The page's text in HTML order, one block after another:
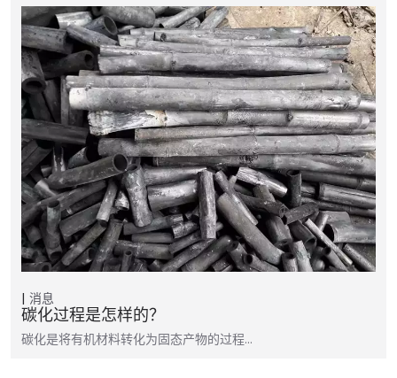
消息
碳化过程是怎样的？
碳化是将有机材料转化为固态产物的过程...